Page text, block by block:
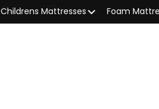
Childrens Mattresses Foam